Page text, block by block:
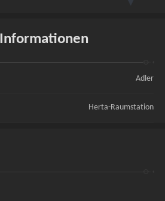
Adler
Herta-Raumstation